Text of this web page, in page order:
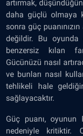
artırmak,
daha güçlü olmaya
sonra güç
değildir. Bu oyunda
benzersiz kılan
Gücünüzü nasıl
ve bunları nasıl
tehlikeli hale
sağlayacaktır.
Güç puanı, oyunun
nedeniyle kritiktir.